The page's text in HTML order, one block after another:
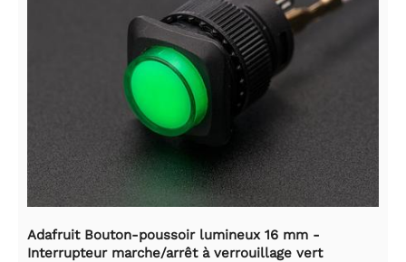
Adafruit Bouton-poussoir lumineux 16 mm -
Interrupteur marche/arrêt à verrouillage vert